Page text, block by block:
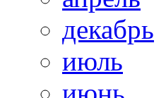
декабрь
июль